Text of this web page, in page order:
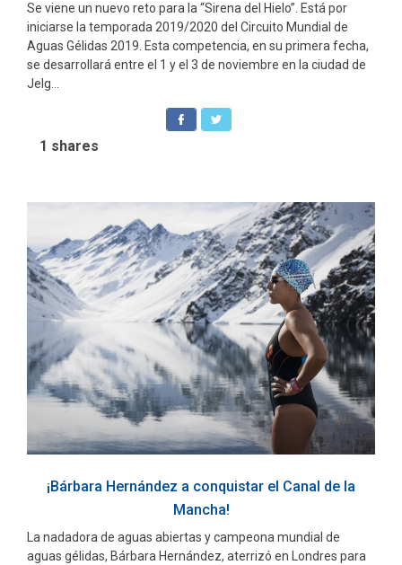
Se viene un nuevo reto para la “Sirena del Hielo”. Está por
iniciarse la temporada 2019/2020 del Circuito Mundial de
Aguas Gélidas 2019. Esta competencia, en su primera fecha,
se desarrollará entre el 1 y el 3 de noviembre en la ciudad de
Jelg...
1 shares
¡Bárbara Hernández a conquistar el Canal de la
Mancha!
La nadadora de aguas abiertas y campeona mundial de
aguas gélidas, Bárbara Hernández, aterrizó en Londres para